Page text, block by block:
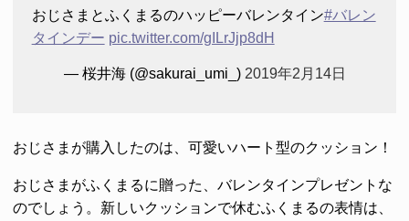
おじさまとふくまるのハッピーバレンタイン#バレン
タインデー pic.twitter.com/gILrJjp8dH
— 桜井海 (@sakurai_umi_) 2019年2月14日
おじさまが購入したのは、可愛いハート型のクッション！
おじさまがふくまるに贈った、バレンタインプレゼントな
のでしょう。新しいクッションで休むふくまるの表情は、